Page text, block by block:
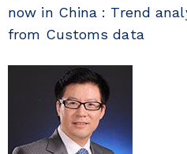
now in China : Trend
from Customs data